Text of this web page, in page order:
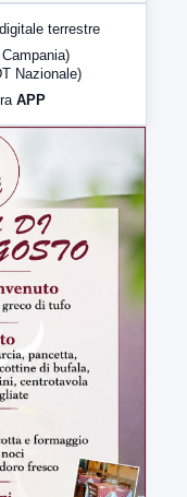
LabNews (Diretta)
LabNews (replica)
terrestre
Nazionale)
APP